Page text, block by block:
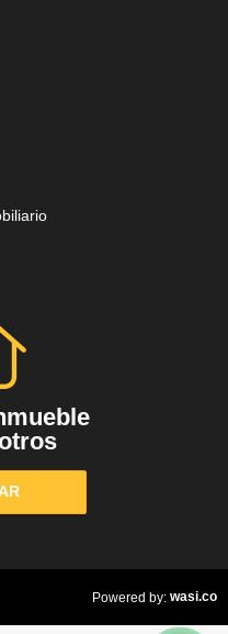
Powered by: wasi.co